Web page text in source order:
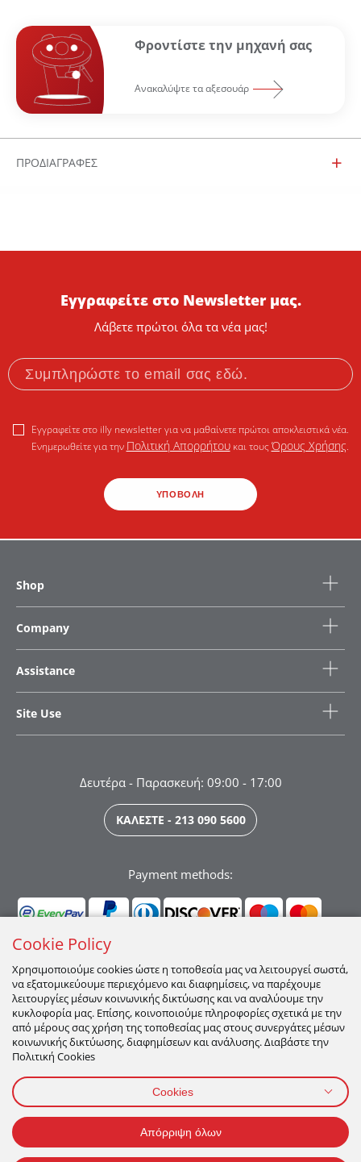
Φροντίστε την μηχανή σας
Ανακαλύψτε τα αξεσουάρ
ΠΡΟΔΙΑΓΡΑΦΕΣ
Εγγραφείτε στο Newsletter μας.
Λάβετε πρώτοι όλα τα νέα μας!
ΥΠΟΒΟΛΗ
Εγγραφείτε στο illy newsletter για να μαθαίνετε πρώτοι αποκλειστικά νέα.
Ενημερωθείτε για την Πολιτική Απορρήτουκαι τουςΌρους Χρήσης.
Shop
Company
Assistance
Site Use
Δευτέρα - Παρασκευή: 09:00 - 17:00
ΚΑΛΕΣΤΕ - 213 090 5600
Payment methods:
Ακολουθήστε μας:
ΟΡΟΙ ΧΡΗΣΗΣ
2026 All Rights Reserved
Cookie Policy
Χρησιμοποιούμε cookies ώστε η τοποθεσία μας να λειτουργεί σωστά,
να εξατομικεύουμε περιεχόμενο και διαφημίσεις, να παρέχουμε
λειτουργίες μέσων κοινωνικής δικτύωσης και να αναλύουμε την
κυκλοφορία μας. Επίσης, κοινοποιούμε πληροφορίες σχετικά με την
από μέρους σας χρήση της τοποθεσίας μας στους συνεργάτες μέσων
κοινωνικής δικτύωσης, διαφημίσεων και ανάλυσης. Διαβάστε την
Πολιτική Cookies
Cookies
Απόρριψη όλων